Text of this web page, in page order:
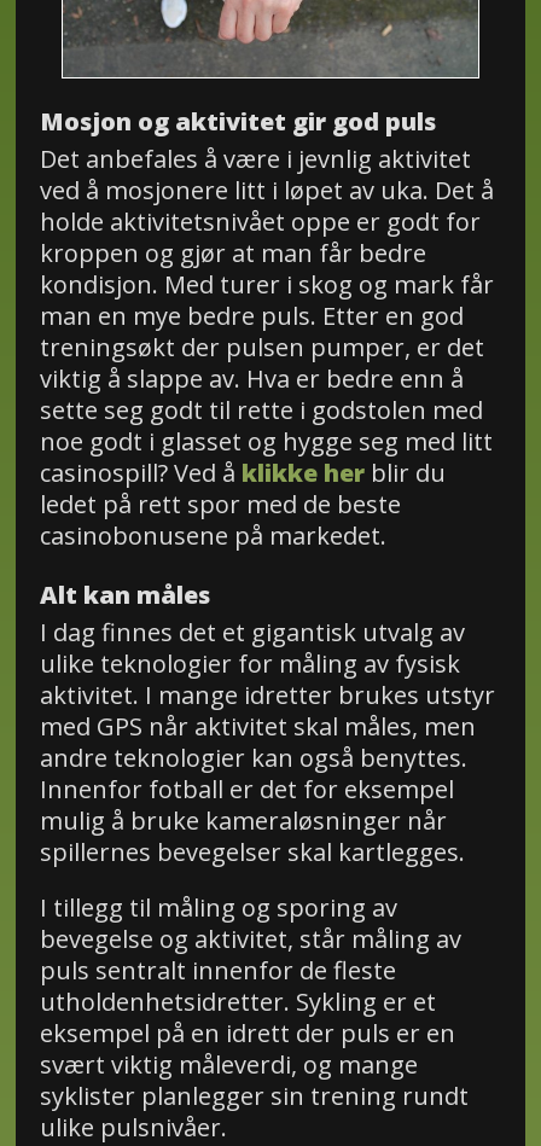
Mosjon og aktivitet gir god puls
Det anbefales å være i jevnlig aktivitet
ved å mosjonere litt i løpet av uka. Det å
holde aktivitetsnivået oppe er godt for
kroppen og gjør at man får bedre
kondisjon. Med turer i skog og mark får
man en mye bedre puls. Etter en god
treningsøkt der pulsen pumper, er det
viktig å slappe av. Hva er bedre enn å
sette seg godt til rette i godstolen med
noe godt i glasset og hygge seg med litt
casinospill? Ved å klikke herblir du
ledet på rett spor med de beste
casinobonusene på markedet.
Alt kan måles
I dag finnes det et gigantisk utvalg av
ulike teknologier for måling av fysisk
aktivitet. I mange idretter brukes utstyr
med GPS når aktivitet skal måles, men
andre teknologier kan også benyttes.
Innenfor fotball er det for eksempel
mulig å bruke kameraløsninger når
spillernes bevegelser skal kartlegges.
I tillegg til måling og sporing av
bevegelse og aktivitet, står måling av
puls sentralt innenfor de fleste
utholdenhetsidretter. Sykling er et
eksempel på en idrett der puls er en
svært viktig måleverdi, og mange
syklister planlegger sin trening rundt
ulike pulsnivåer.